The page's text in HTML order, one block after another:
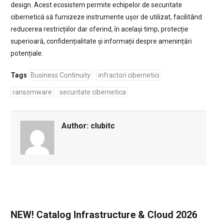
design. Acest ecosistem permite echipelor de securitate
cibernetică să furnizeze instrumente ușor de utilizat, facilitând
reducerea restricțiilor dar oferind, în același timp, protecție
superioară, confidențialitate și informații despre amenințări
potențiale.
Tags Business Continuity infractori cibernetici
ransomware securitate cibernetica
Author: clubitc
NEW! Catalog Infrastructure & Cloud 2026